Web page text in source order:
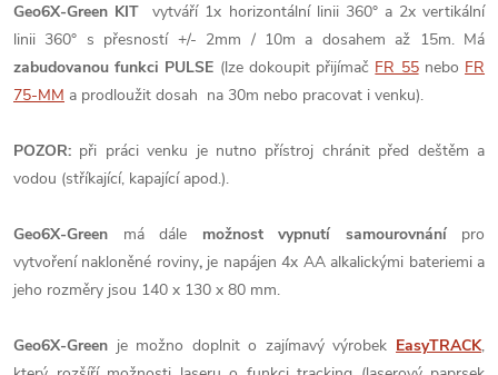
Geo6X-Green KIT
vytváří 1x horizontální linii 360° a 2x vertikální
linii 360° s přesností +/- 2mm / 10m a dosahem až 15m. Má
zabudovanou funkci PULSE (lze dokoupit přijímač FR 55nebo FR
75-MM a prodloužit dosah na 30m nebo pracovat i venku).
POZOR: při práci venku je nutno přístroj chránit před deštěm a
vodou (stříkající, kapající apod.).
Geo6X-Green má dále možnost vypnutí samourovnánípro
vytvoření nakloněné roviny, je napájen 4x AA alkalickými bateriemi a
jeho rozměry jsou 140 x 130 x 80 mm.
Geo6X-Green je možno doplnit o zajímavý výrobek EasyTRACK,